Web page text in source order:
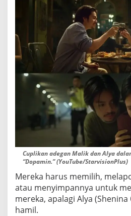
Cuplikan adegan Malik dan Alya
“Dopamin.” (YouTube/StarvisionPlus)
Mereka harus memilih,
atau menyimpannya untuk
mereka, apalagi Alya
hamil.